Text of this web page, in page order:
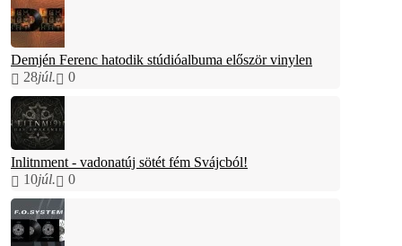
Demjén Ferenc hatodik stúdióalbuma először vinylen
28júl. 0
Inlitnment - vadonatúj sötét fém Svájcból!
10júl. 0